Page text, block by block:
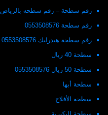
رقم سطحة – رقم سطحه بالرياض 0553508576
رقم سطحة 0553508576
رقم سطحة هيدرليك 0553508576
سطحة 40 ريال
سطحة 50 ريال 0553508576
سطحة أبها
سطحة الأفلاج